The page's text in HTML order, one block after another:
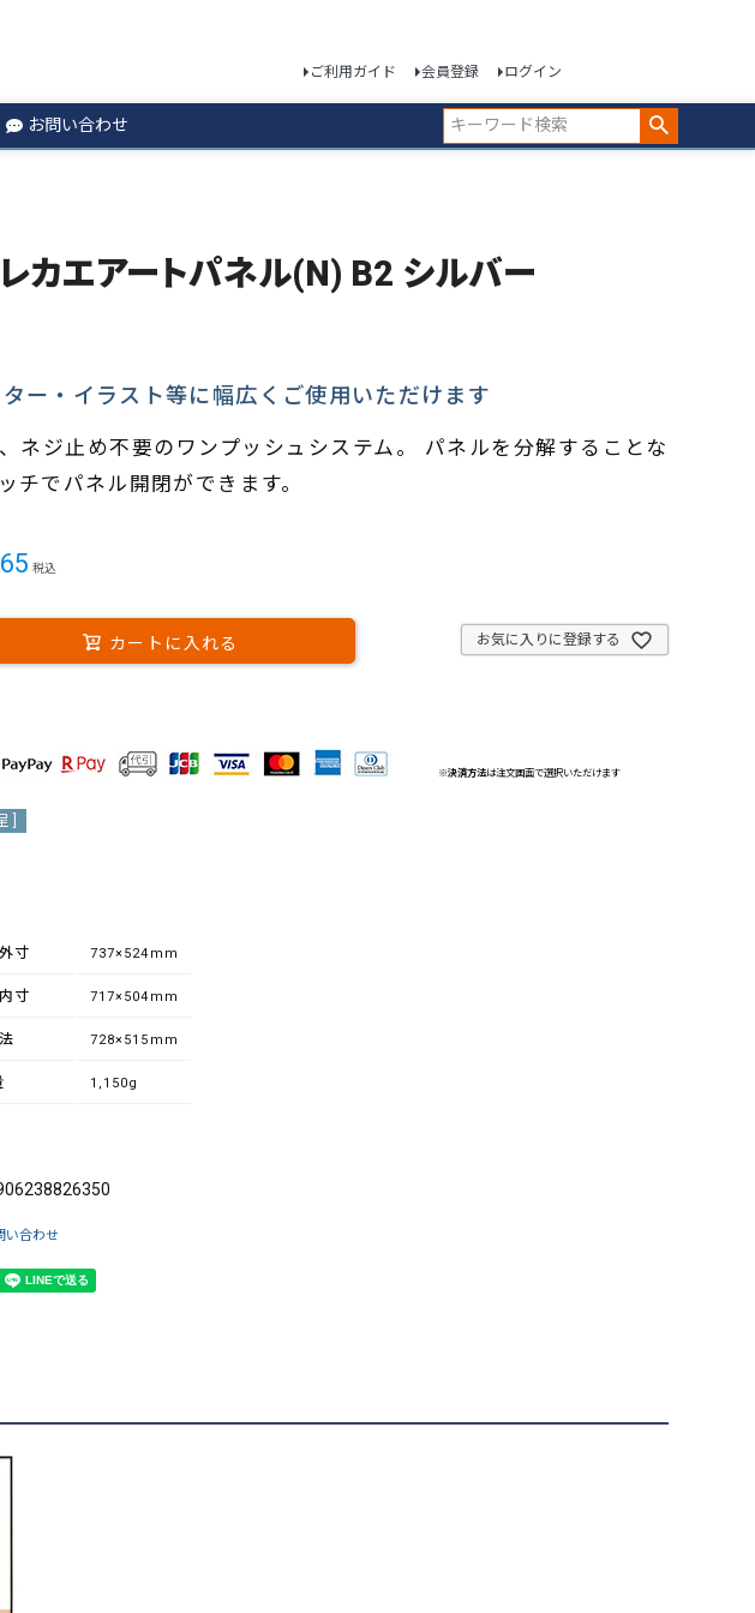
ご利用ガイド 会員登録 ログイン
お問い合わせ
検索
カエアートパネル(N) B2 シルバー
ー・イラスト等に幅広くご使用いただけます
ネジ止め不要のワンプッシュシステム。 パネルを分解することな
チでパネル開閉ができます。
税込
お気に入りに登録する
カートに入れる
※決済方法は注文画面で選択いただけます
]
寸 737×524mm
寸 717×504mm
728×515mm
1,150g
い合わせ